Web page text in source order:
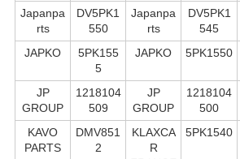
Japanpa
rts
DV5PK1
550
Japanpa
rts
DV5PK1
545
JAPKO
5PK155
5
JAPKO 5PK1550
JP
GROUP
1218104
509
JP
GROUP
1218104
500
KAVO
PARTS
DMV851
2
KLAXCA
R
5PK1540